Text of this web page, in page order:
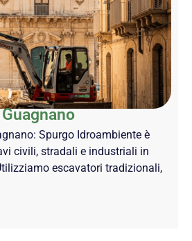
Spurgo Idroambiente è
civili, stradali e industriali in
escavatori tradizionali,